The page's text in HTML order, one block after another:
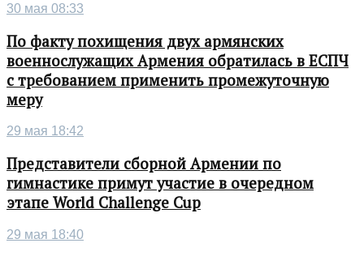
30 мая 08:33
По факту похищения двух армянских
военнослужащих Армения обратилась в ЕСПЧ
с требованием применить промежуточную
меру
29 мая 18:42
Представители сборной Армении по
гимнастике примут участие в очередном
этапе World Challenge Cup
29 мая 18:40